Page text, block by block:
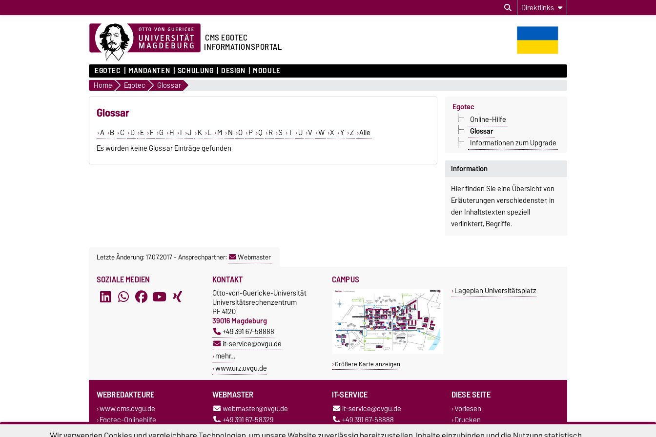
Direktlinks
CMS EGOTEC
INFORMATIONSPORTAL
EGOTEC MANDANTEN SCHULUNG DESIGN MODULE
Home Egotec Glossar
Glossar
A B C D E F G H I J K L M N O P Q R S T U V W X Y Z Alle
Es wurden keine Glossar Einträge gefunden
Information
Hier finden Sie eine Übersicht von
Erläuterungen verschiedenster, in
den Inhaltstexten speziell
verlinktert, Begriffe.
Egotec
Online-Hilfe
Glossar
Informationen zum Upgrade
Letzte Änderung: 17.07.2017-Ansprechpartner: Webmaster
SOZIALE MEDIEN KONTAKT
Otto-von-Guericke-Universität
Universitätsrechenzentrum
PF 4120
39016 Magdeburg
+49 391 67-58888
it-service@ovgu.de
mehr…
www.urz.ovgu.de
CAMPUS
Größere Karte anzeigen
Lageplan Universitätsplatz
WEBREDAKTEURE
www.cms.ovgu.de
Egotec-Onlinehilfe
WEBMASTER
webmaster@ovgu.de
+49 391 67-58329
IT-SERVICE
it-service@ovgu.de
+49 391 67-58888
DIESE SEITE
Vorlesen
Drucken
Permalink